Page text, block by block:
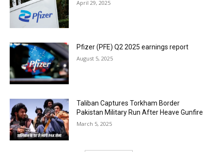
April 29, 2025
Pfizer (PFE) Q2 2025 earnings report
August 5, 2025
Taliban Captures Torkham Border
Pakistan Military Run After Heave Gunfire
March 5, 2025